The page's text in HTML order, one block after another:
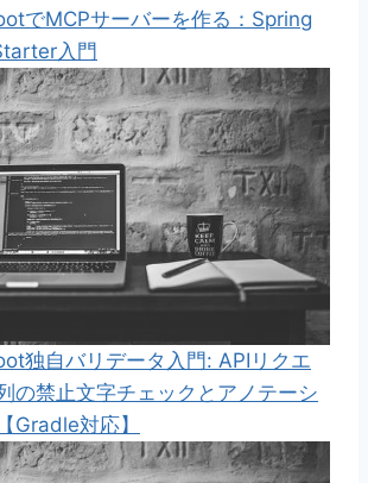
でMCPサーバーを作る：Spring
入門
独自バリデータ入門: APIリクエ
の禁止文字チェックとアノテーシ
Gradle対応】